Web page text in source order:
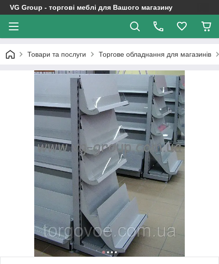
VG Group - торгові меблі для Вашого магазину
Товари та послуги Торгове обладнання для магазинів